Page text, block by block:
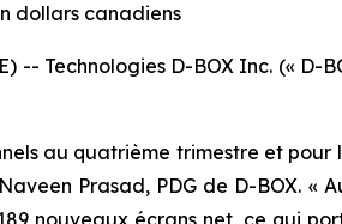
dollars canadiens
-- Technologies D-BOX Inc. («
au quatrième trimestre et
Prasad, PDG de D-BOX.